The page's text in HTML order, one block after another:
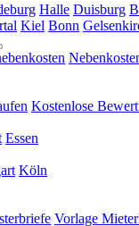
Halle Duisburg
Kiel Bonn
Kostenlose
Essen
Köln
Vorlage